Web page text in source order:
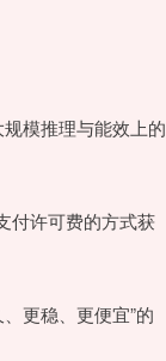
模推理与能效上的
付许可费的方式获
更稳、更便宜”的